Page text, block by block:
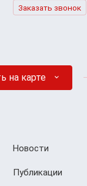
Заказать звонок
на карте
Новости
Публикации